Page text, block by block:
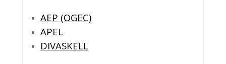
AEP (OGEC)
APEL
DIVASKELL